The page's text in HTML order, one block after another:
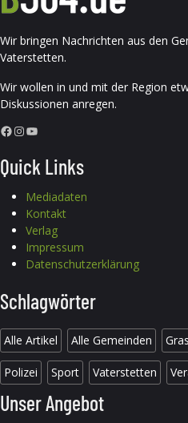
Wir bringen Nachrichten aus den
Vaterstetten.
Wir wollen in und mit der Region
Diskussionen anregen.
Facebook InstagramYouTube
Quick Links
Mediadaten
Kontakt
Verlag
Impressum
Datenschutzerklärung
Schlagwörter
Alle Artikel Alle Gemeinden
Polizei Sport Vaterstetten
Unser Angebot